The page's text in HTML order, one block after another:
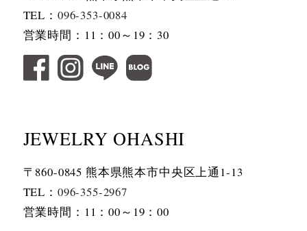
TEL： 096-353-0084
営業時間：11：00～19：30
JEWELRY OHASHI
〒860-0845 熊本県熊本市中央区上通1-13
TEL： 096-355-2967
営業時間：11：00～19：00